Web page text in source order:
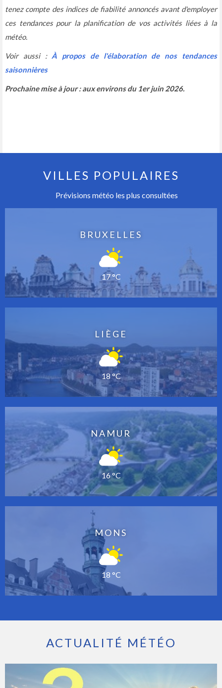
tenez compte des indices de fiabilité annoncés avant d'employer
ces tendances pour la planification de vos activités liées à la
météo.
Voir aussi : À propos de l'élaboration de nos tendances
saisonnières
Prochaine mise à jour : aux environs du 1er juin 2026.
VILLES POPULAIRES
Prévisions météo les plus consultées
BRUXELLES
17 °C
LIÈGE
18 °C
NAMUR
16 °C
MONS
18 °C
ACTUALITÉ MÉTÉO